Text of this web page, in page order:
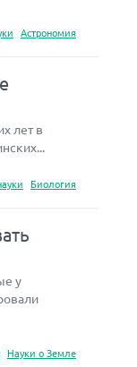
Астрономия
лет в
Биология
у
Науки о Земле